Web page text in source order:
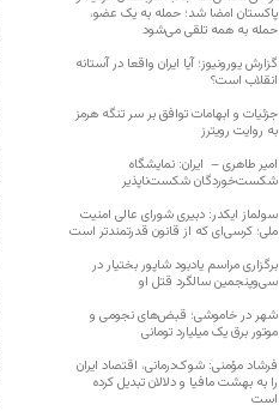
پاکستان امضا شد؛ حمله به یک عضو،
حمله به همه تلقی می‌شود
گزارش یورونیوز؛ آیا ایران واقعا در آستانه
انقلاب است؟
جزئیات و ابهامات توافق بر سر تنگه هرمز
به روایت رویترز
امیر طاهری – ایران: نمایشگاه
شکست‌خوردگان شکست‌ناپذیر
سولماز ایکدر: دبیری شورای عالی امنیت
ملی؛ کرسی‌ای که از قانون قدرتمندتر است
برگزاری مراسم یادبود شاپور بختیار در
سی‌وپنجمین سالگرد قتل او
شهر در خاموشی؛ قبض‌های نجومی و
موتور برق یک میلیارد تومانی
فرشاد مؤمنی: شوک‌درمانی، اقتصاد ایران
را به بهشت مافیا و دلالان تبدیل کرده
است